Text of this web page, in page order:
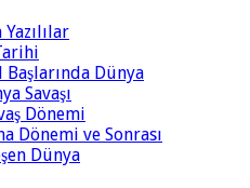
Başlarında Dünya
Savaşı
Dönemi
Dönemi ve Sonrası
Dünya